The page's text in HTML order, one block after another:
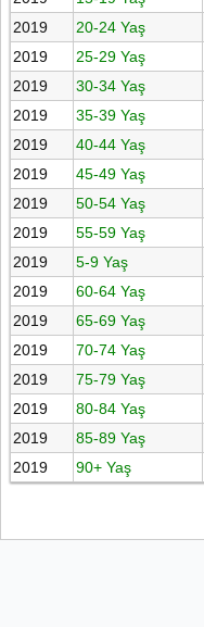
2019
20-24 Yaş
2019
25-29 Yaş
2019
30-34 Yaş
2019
35-39 Yaş
2019
40-44 Yaş
2019
45-49 Yaş
2019
50-54 Yaş
2019
55-59 Yaş
2019
5-9 Yaş
2019
60-64 Yaş
2019
65-69 Yaş
2019
70-74 Yaş
2019
75-79 Yaş
2019
80-84 Yaş
2019
85-89 Yaş
2019
90+ Yaş